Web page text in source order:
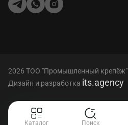
Каталог Поиск
2026 ТОО "Промышленный крепёж"
Дизайн и разработка its.agency